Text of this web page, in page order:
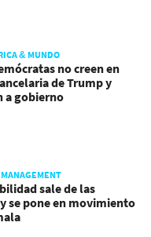
& MUNDO
no creen en
de Trump y
a gobierno
sale de las
se pone en movimiento